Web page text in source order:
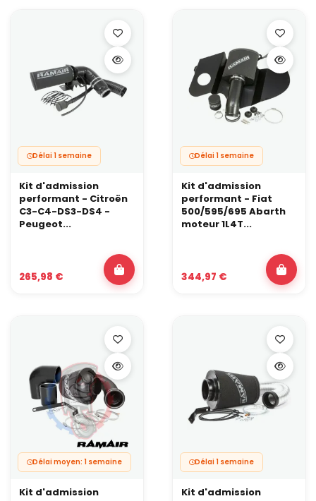
Délai 1 semaine
Kit d'admission
performant - Citroën
C3-C4-DS3-DS4 -
Peugeot...
265,98 €
Délai 1 semaine
Kit d'admission
performant - Fiat
500/595/695 Abarth
moteur 1L4T...
344,97 €
Délai moyen: 1 semaine
Kit d'admission
Délai 1 semaine
Kit d'admission